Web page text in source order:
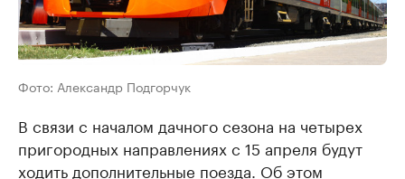
Фото: Александр Подгорчук
В связи с началом дачного сезона на четырех
пригородных направлениях с 15 апреля будут
ходить дополнительные поезда. Об этом